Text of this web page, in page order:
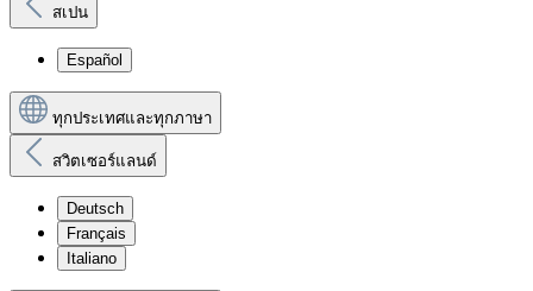
สเปน
Español
ทุกประเทศและทุกภาษา
สวิตเซอร์แลนด์
Deutsch
Français
Italiano